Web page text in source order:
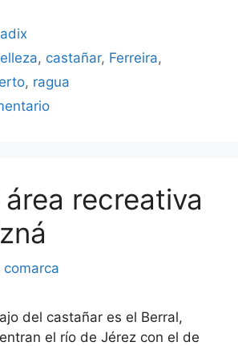
, castañar, Ferreira,
, ragua
recreativa
comarca
del castañar es el Berral,
el río de Jérez con el de